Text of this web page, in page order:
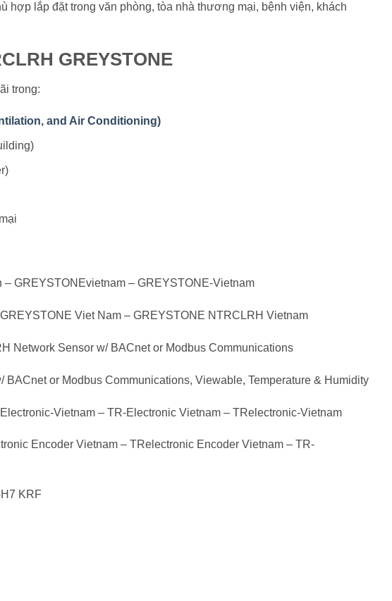
hợp lắp đặt trong văn phòng, tòa nhà thương mại, bệnh viện, khách
GREYSTONE
trong:
and Air Conditioning)
GREYSTONEvietnam – GREYSTONE-Vietnam
Viet Nam – GREYSTONE NTRCLRH Vietnam
Network Sensor w/ BACnet or Modbus Communications
BACnet or Modbus Communications, Viewable, Temperature & Humidity
Vietnam – TR-Electronic Vietnam – TRelectronic-Vietnam
Encoder Vietnam – TRelectronic Encoder Vietnam – TR-
KRF